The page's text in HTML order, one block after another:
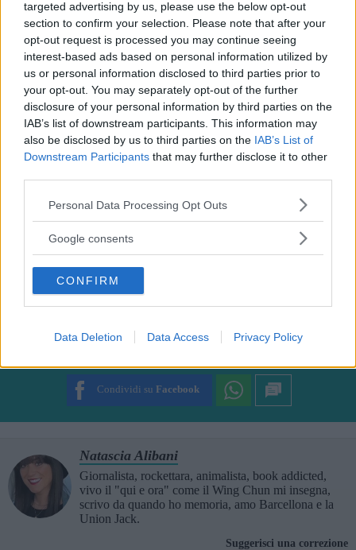
targeted advertising by us, please use the below opt-out
section to confirm your selection. Please note that after your
opt-out request is processed you may continue seeing
interest-based ads based on personal information utilized by
us or personal information disclosed to third parties prior to
your opt-out. You may separately opt-out of the further
disclosure of your personal information by third parties on the
IAB’s list of downstream participants. This information may
also be disclosed by us to third parties on the IAB’s List of
Downstream Participants that may further disclose it to other
Please note that this website/app uses one or more Google
not limited to your visit or usage behaviour. You may click to
use your data for below specified purposes in below Google
consent section.
Personal Data Processing Opt Outs
Google consents
CONFIRM
Data Deletion Data Access Privacy Policy
Sicuramente, non è servito nascere alla piccola
Agata, per imparare a conoscere la sua mamma.
Lei sapeva già chi fosse, lo ha saputo per nove
mesi, e l’ha amata dal primo momento. Così,
appena ha potuto, glielo ha dimostrato, con il
suo abbraccio.
Seguici anche su Google News!
Condividi su Facebook
Natascia Alibani
Giornalista, rockettara, animalista, book addicted,
vivo il "qui e ora" come il Wing Chun mi insegna,
scrivo da quando ho memoria, amo Barcellona e la
Union Jack.
Suggerisci una correzione